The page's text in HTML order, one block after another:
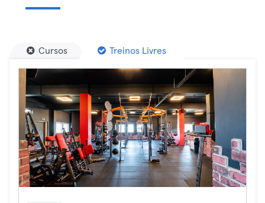
Cursos Treinos Livres